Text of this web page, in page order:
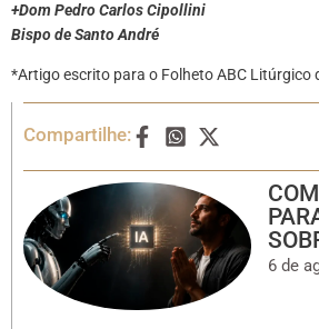
+Dom Pedro Carlos Cipollini
Bispo de Santo André
*Artigo escrito para o Folheto ABC Litúrgico
Compartilhe:
6 de